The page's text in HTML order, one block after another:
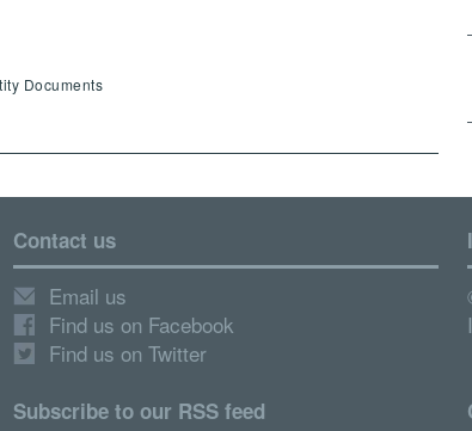
Documents
Contact us
Email us
Find us on Facebook
Find us on Twitter
Subscribe to our RSS feed